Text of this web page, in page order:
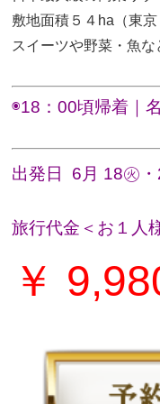
敷地面積５４ha（東
スイーツや野菜・魚な
◉18 ：00頃帰着｜
出発日 6 月 18㊋
旅行代金＜お１人
￥